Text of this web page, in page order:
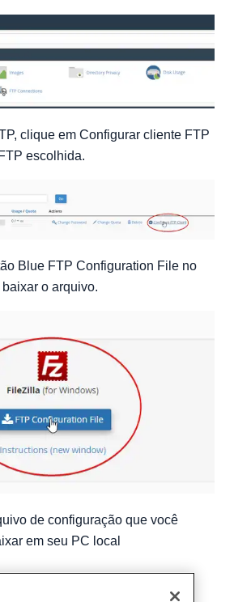
clique em Configurar cliente FTP
escolhida.
Blue FTP Configuration File no
o arquivo.
de configuração que você
em seu PC local